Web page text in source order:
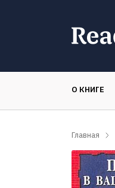
О КНИГЕ
Главная